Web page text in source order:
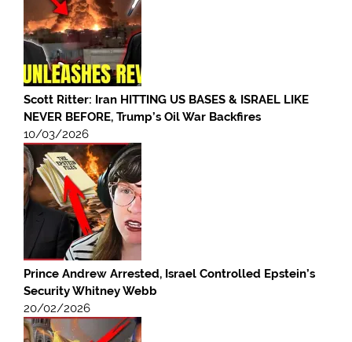
Scott Ritter: Iran HITTING US BASES & ISRAEL LIKE
NEVER BEFORE, Trump’s Oil War Backfires
10/03/2026
Prince Andrew Arrested, Israel Controlled Epstein’s
Security Whitney Webb
20/02/2026